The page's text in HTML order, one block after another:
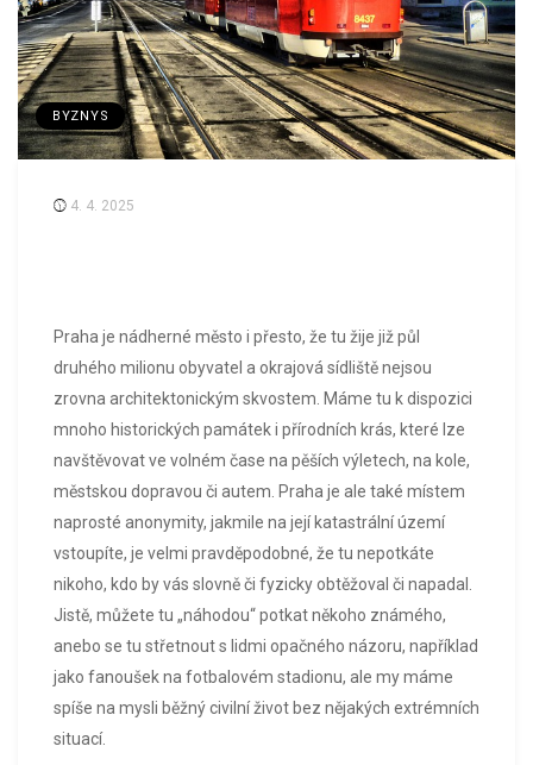
BYZNYS
4. 4. 2025
Praha je nádherné město i přesto, že tu žije již půl
druhého milionu obyvatel a okrajová sídliště nejsou
zrovna architektonickým skvostem. Máme tu k dispozici
mnoho historických památek i přírodních krás, které lze
navštěvovat ve volném čase na pěších výletech, na kole,
městskou dopravou či autem. Praha je ale také místem
naprosté anonymity, jakmile na její katastrální území
vstoupíte, je velmi pravděpodobné, že tu nepotkáte
nikoho, kdo by vás slovně či fyzicky obtěžoval či napadal.
Jistě, můžete tu „náhodou“ potkat někoho známého,
anebo se tu střetnout s lidmi opačného názoru, například
jako fanoušek na fotbalovém stadionu, ale my máme
spíše na mysli běžný civilní život bez nějakých extrémních
situací.